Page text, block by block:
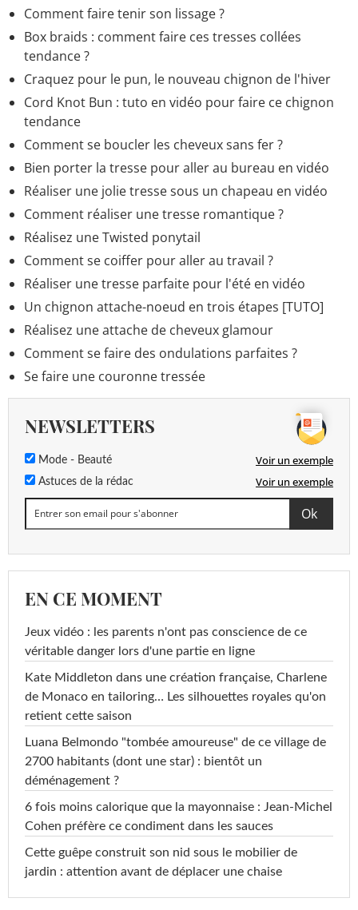
Comment faire tenir son lissage ?
Box braids : comment faire ces tresses collées
tendance ?
Craquez pour le pun, le nouveau chignon de l'hiver
Cord Knot Bun : tuto en vidéo pour faire ce chignon
tendance
Comment se boucler les cheveux sans fer ?
Bien porter la tresse pour aller au bureau en vidéo
Réaliser une jolie tresse sous un chapeau en vidéo
Comment réaliser une tresse romantique ?
Réalisez une Twisted ponytail
Comment se coiffer pour aller au travail ?
Réaliser une tresse parfaite pour l'été en vidéo
Un chignon attache-noeud en trois étapes [TUTO]
Réalisez une attache de cheveux glamour
Comment se faire des ondulations parfaites ?
Se faire une couronne tressée
NEWSLETTERS
Mode - Beauté Voir un exemple
Astuces de la rédac Voir un exemple
EN CE MOMENT
Jeux vidéo : les parents n'ont pas conscience de ce
véritable danger lors d'une partie en ligne
Kate Middleton dans une création française, Charlene
de Monaco en tailoring… Les silhouettes royales qu'on
retient cette saison
Luana Belmondo "tombée amoureuse" de ce village de
2700 habitants (dont une star) : bientôt un
déménagement ?
6 fois moins calorique que la mayonnaise : Jean-Michel
Cohen préfère ce condiment dans les sauces
Cette guêpe construit son nid sous le mobilier de
jardin : attention avant de déplacer une chaise